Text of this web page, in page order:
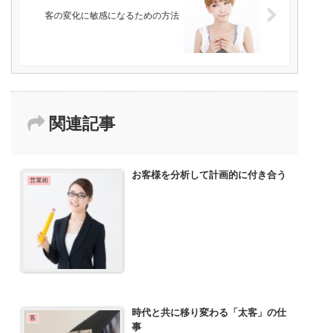
客の変化に敏感になるための方法
関連記事
営業術 お客様を分析して計画的に付き合う
客
時代と共に移り変わる「太客」の仕
事